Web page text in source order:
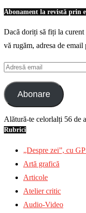
Abonament la revistă prin
Dacă doriți să fiți la
vă rugăm, adresa de email
Adresă
email
Abonare
Alătură-te celorlalți 56 de
Rubrici
„Despre zei”, cu
Artă grafică
Articole
Atelier critic
Audio-Video